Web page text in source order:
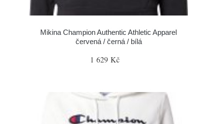
Mikina Champion Authentic Athletic Apparel
červená / černá / bílá
1 629 Kč